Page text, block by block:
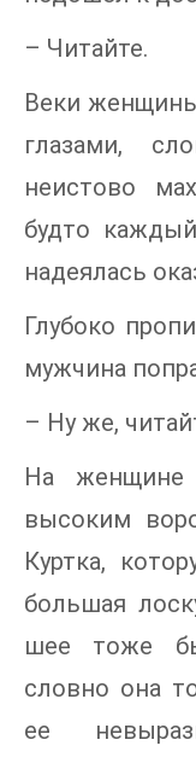
– Читайте.
Веки
глазами,
неистово
будто
надеялась
Глубоко
мужчина
– Ну же,
На
высоким
Куртка,
большая
шее тоже
словно она
ее